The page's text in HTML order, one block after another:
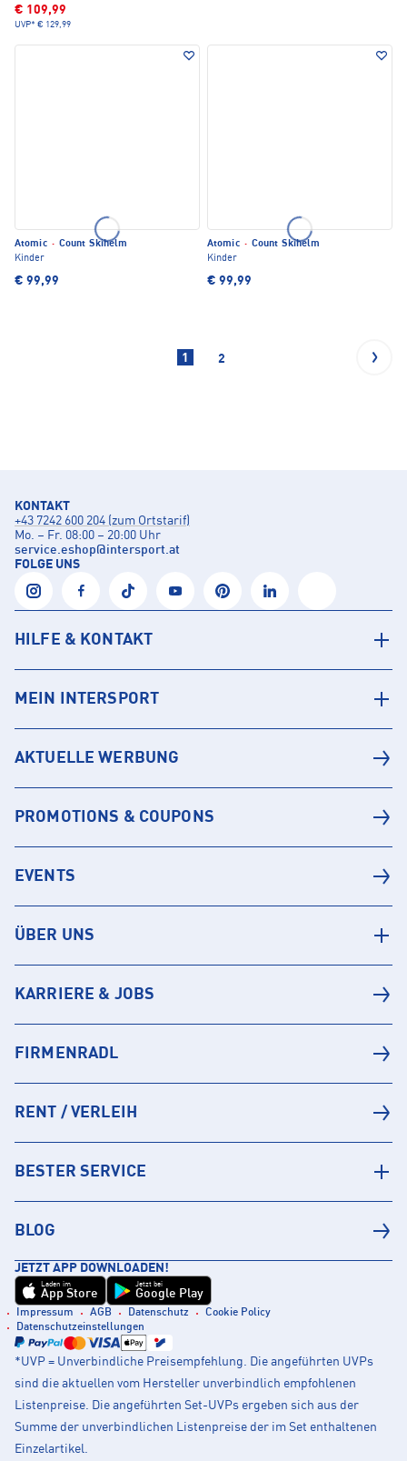
€ 109,99
UVP* € 129,99
Atomic · Count Skihelm
Kinder
€ 99,99
Atomic · Count Skihelm
Kinder
€ 99,99
1 2
KONTAKT
+43 7242 600 204 (zum Ortstarif)
Mo. – Fr. 08:00 – 20:00 Uhr
service.eshop@intersport.at
FOLGE UNS
HILFE & KONTAKT
MEIN INTERSPORT
AKTUELLE WERBUNG
PROMOTIONS & COUPONS
EVENTS
ÜBER UNS
KARRIERE & JOBS
FIRMENRADL
RENT / VERLEIH
BESTER SERVICE
BLOG
JETZT APP DOWNLOADEN!
Laden im
App Store
Jetzt bei
Google Play
Impressum AGB Datenschutz
Cookie Policy
Datenschutzeinstellungen
*UVP = Unverbindliche Preisempfehlung. Die angeführten UVPs
sind die aktuellen vom Hersteller unverbindlich empfohlenen
Listenpreise. Die angeführten Set-UVPs ergeben sich aus der
Summe der unverbindlichen Listenpreise der im Set enthaltenen
Einzelartikel.